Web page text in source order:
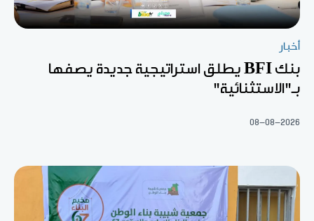
أخبار
بنك BFI يطلق استراتيجية جديدة يصفها
بـ"الاستثنائية"
08-08-2026